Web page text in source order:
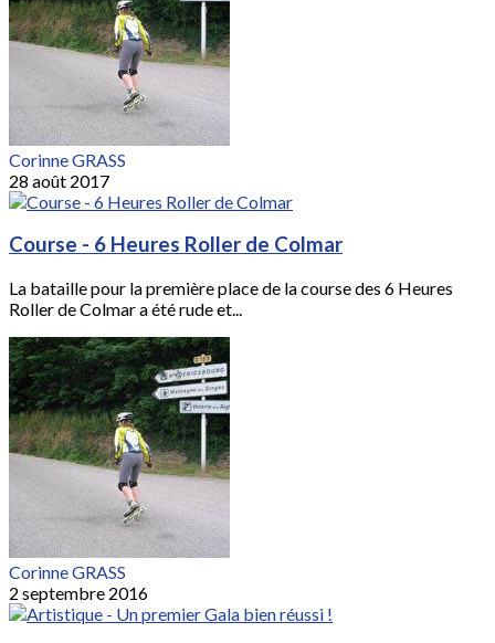
Corinne GRASS
28 août 2017
Course - 6 Heures Roller de Colmar
La bataille pour la première place de la course des 6 Heures
Roller de Colmar a été rude et...
Corinne GRASS
2 septembre 2016